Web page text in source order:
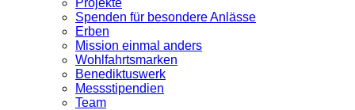
Spenden für besondere Anlässe
Erben
Mission einmal anders
Wohlfahrtsmarken
Benediktuswerk
Messstipendien
Team